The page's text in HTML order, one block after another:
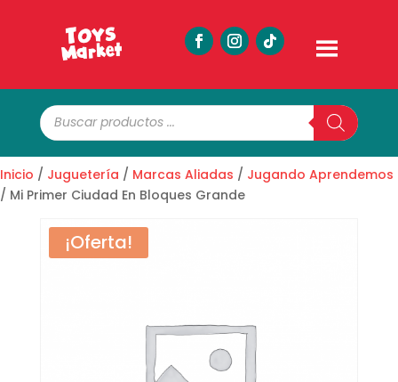
Búsqueda
de
productos
Inicio / Juguetería / Marcas Aliadas / Jugando Aprendemos
/ Mi Primer Ciudad En Bloques Grande
¡Oferta!